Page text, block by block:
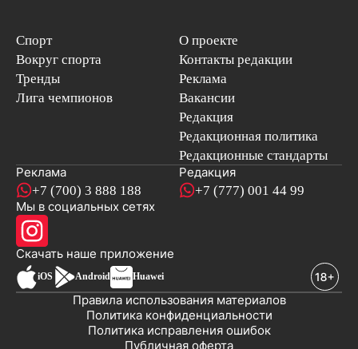
Спорт
Вокруг спорта
Тренды
Лига чемпионов
О проекте
Контакты редакции
Реклама
Вакансии
Редакция
Редакционная политика
Редакционные стандарты
Реклама
+7 (700) 3 888 188
Редакция
+7 (777) 001 44 99
Мы в социальных сетях
Скачать наше приложениеновостей
iOS Android Huawei
Публичная оферта
Политика исправления ошибок
Политика конфиденциальности
Правила использования материалов